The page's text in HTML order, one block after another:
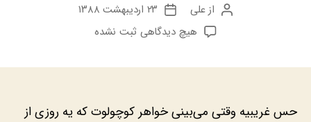
نویسنده
نوشته
ازعلی
تاریخ
نوشته
۲۳ اردیبهشت ۱۳۸۸
هیچ دیدگاهی برای
ثبت نشده
حس غریبیه وقتی می‌بینی خواهر کوچولوت که یه روزی از